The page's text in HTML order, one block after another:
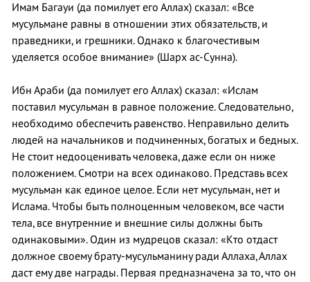
Имам Багауи (да помилует его Аллах) сказал: «Все
мусульмане равны в отношении этих обязательств, и
праведники, и грешники. Однако к благочестивым
уделяется особое внимание» (Шарх ас-Сунна).
Ибн Араби (да помилует его Аллах) сказал: «Ислам
поставил мусульман в равное положение. Следовательно,
необходимо обеспечить равенство. Неправильно делить
людей на начальников и подчиненных, богатых и бедных.
Не стоит недооценивать человека, даже если он ниже
положением. Смотри на всех одинаково. Представь всех
мусульман как единое целое. Если нет мусульман, нет и
Ислама. Чтобы быть полноценным человеком, все части
тела, все внутренние и внешние силы должны быть
одинаковыми». Один из мудрецов сказал: «Кто отдаст
должное своему брату-мусульманину ради Аллаха, Аллах
даст ему две награды. Первая предназначена за то, что он